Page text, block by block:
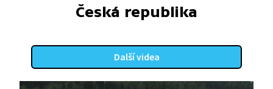
Na příkladu Orlické přehrady si alespoň částečně
připomeneme původní vzhled říční krajiny v této
Česká republika
Další videa